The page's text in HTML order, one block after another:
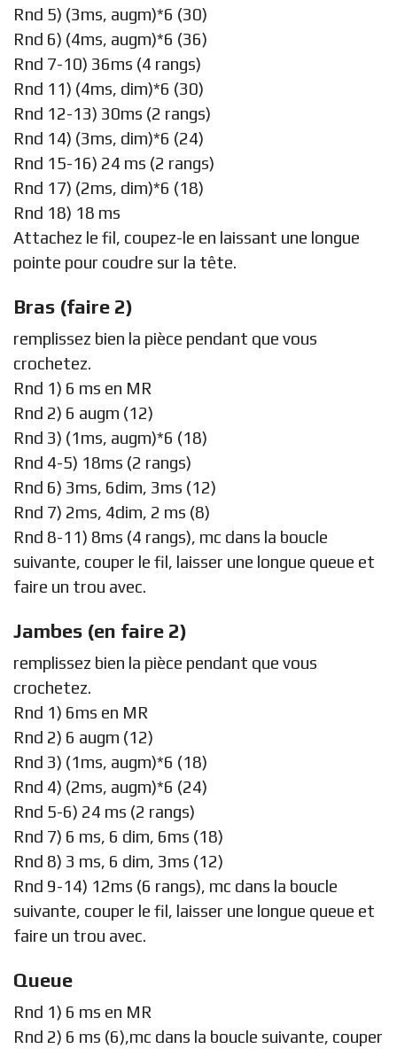
Rnd 5) (3ms, augm)*6 (30)
Rnd 6) (4ms, augm)*6 (36)
Rnd 7-10) 36ms (4 rangs)
Rnd 11) (4ms, dim)*6 (30)
Rnd 12-13) 30ms (2 rangs)
Rnd 14) (3ms, dim)*6 (24)
Rnd 15-16) 24 ms (2 rangs)
Rnd 17) (2ms, dim)*6 (18)
Rnd 18) 18 ms
Attachez le fil, coupez-le en laissant une longue
pointe pour coudre sur la tête.
Bras (faire 2)
remplissez bien la pièce pendant que vous
crochetez.
Rnd 1) 6 ms en MR
Rnd 2) 6 augm (12)
Rnd 3) (1ms, augm)*6 (18)
Rnd 4-5) 18ms (2 rangs)
Rnd 6) 3ms, 6dim, 3ms (12)
Rnd 7) 2ms, 4dim, 2 ms (8)
Rnd 8-11) 8ms (4 rangs), mc dans la boucle
suivante, couper le fil, laisser une longue queue et
faire un trou avec.
Jambes (en faire 2)
remplissez bien la pièce pendant que vous
crochetez.
Rnd 1) 6ms en MR
Rnd 2) 6 augm (12)
Rnd 3) (1ms, augm)*6 (18)
Rnd 4) (2ms, augm)*6 (24)
Rnd 5-6) 24 ms (2 rangs)
Rnd 7) 6 ms, 6 dim, 6ms (18)
Rnd 8) 3 ms, 6 dim, 3ms (12)
Rnd 9-14) 12ms (6 rangs), mc dans la boucle
suivante, couper le fil, laisser une longue queue et
faire un trou avec.
Queue
Rnd 1) 6 ms en MR
Rnd 2) 6 ms (6),mc dans la boucle suivante, couper